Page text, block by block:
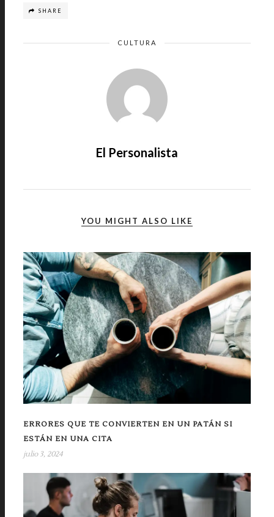
SHARE
CULTURA
El Personalista
YOU MIGHT ALSO LIKE
ERRORES QUE TE CONVIERTEN EN UN PATÁN SI
ESTÁN EN UNA CITA
julio 3, 2024